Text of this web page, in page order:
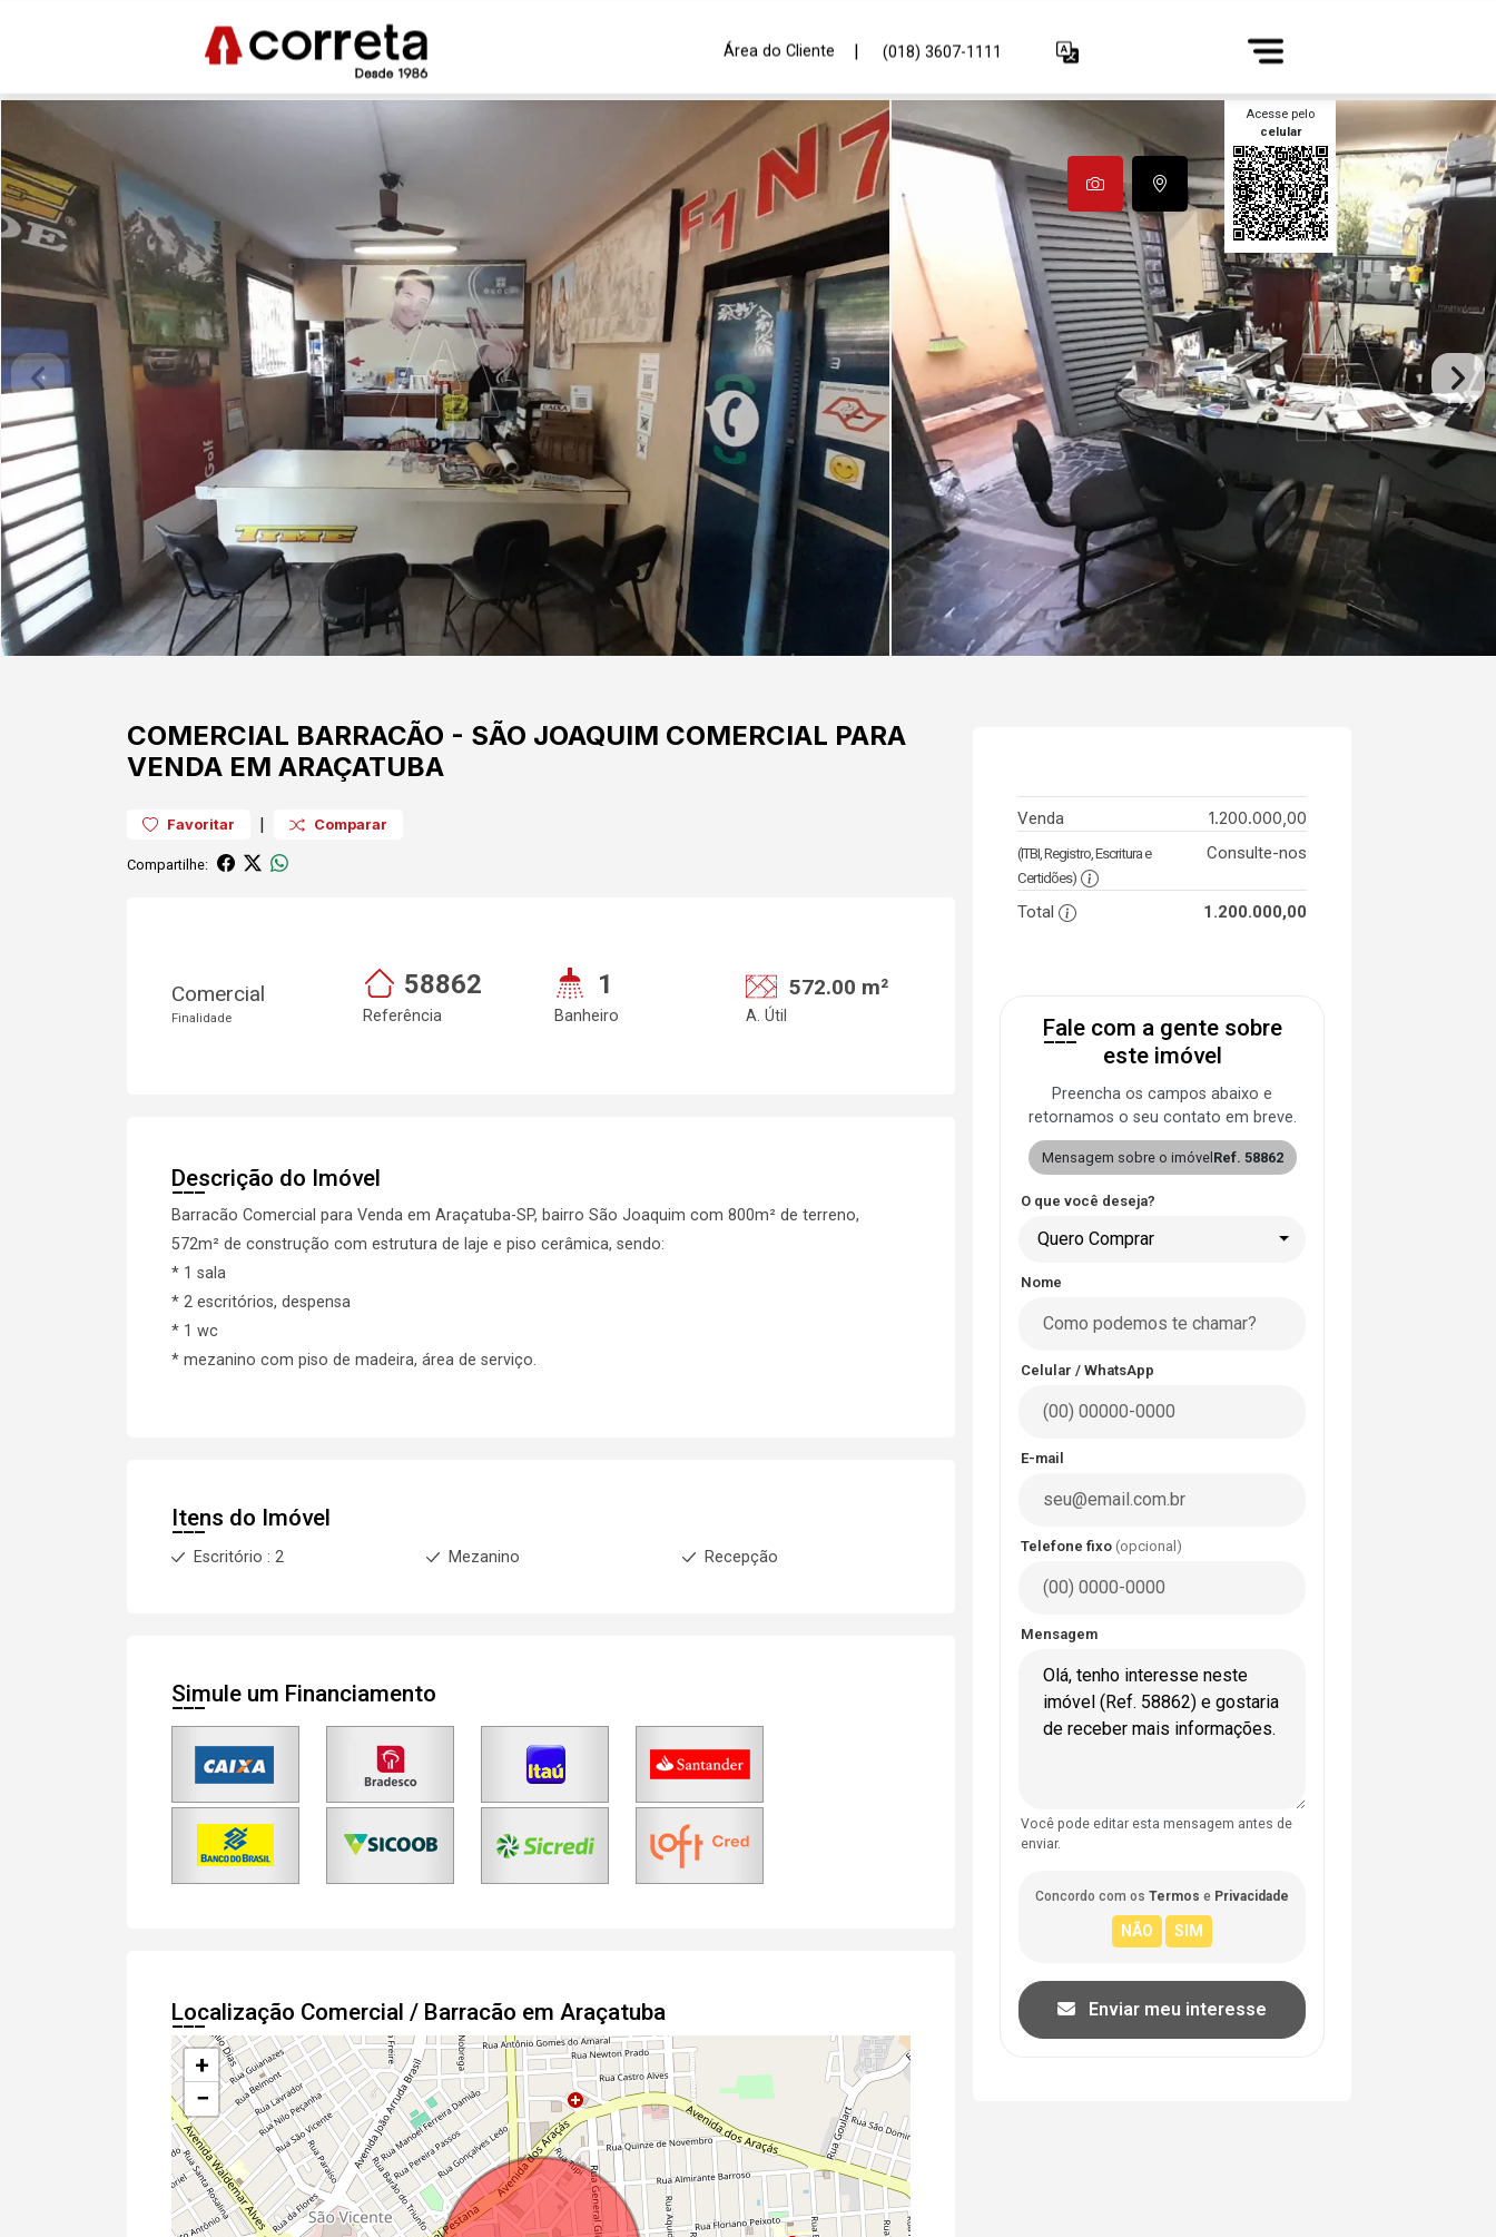
Área do Cliente | (018) 3607-1111
Acesse pelo
celular
COMERCIAL BARRACÃO - SÃO JOAQUIM COMERCIAL PARA
VENDA EM ARAÇATUBA
Favoritar | Comparar
Compartilhe:
Comercial
Finalidade
58862
Referência
1
Banheiro
572.00 m²
A. Útil
Descrição do Imóvel
Barracão Comercial para Venda em Araçatuba-SP, bairro São Joaquim com 800m² de terreno,
572m² de construção com estrutura de laje e piso cerâmica, sendo:
* 1 sala
* 2 escritórios, despensa
* 1 wc
* mezanino com piso de madeira, área de serviço.
Itens do Imóvel
Escritório : 2 Mezanino Recepção
Simule um Financiamento
Localização Comercial / Barracão em Araçatuba
+
−
Venda 1.200.000,00
(ITBI, Registro, Escritura e
Certidões)
Consulte-nos
Total 1.200.000,00
Fale com a gente sobre
este imóvel
Preencha os campos abaixo e
retornamos o seu contato em breve.
Mensagem sobre o imóvel Ref. 58862
O que você deseja?
Quero Comprar
Nome
Celular / WhatsApp
E-mail
Telefone fixo (opcional)
Mensagem
Você pode editar esta mensagem antes de
enviar.
Concordo com os Termos e Privacidade
Enviar meu interesse